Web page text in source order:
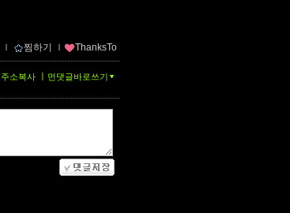
ｌ 찜하기 ｌ ThanksTo
먼댓글바로쓰기
주소복사 ㅣ